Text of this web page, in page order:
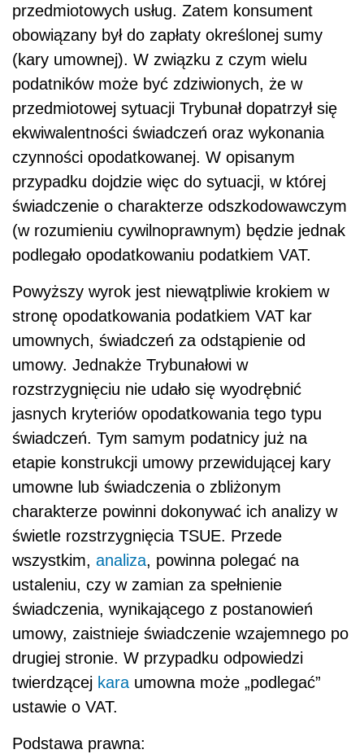
przedmiotowych usług. Zatem konsument
obowiązany był do zapłaty określonej sumy
(kary umownej). W związku z czym wielu
podatników może być zdziwionych, że w
przedmiotowej sytuacji Trybunał dopatrzył się
ekwiwalentności świadczeń oraz wykonania
czynności opodatkowanej. W opisanym
przypadku dojdzie więc do sytuacji, w której
świadczenie o charakterze odszkodowawczym
(w rozumieniu cywilnoprawnym) będzie jednak
podlegało opodatkowaniu podatkiem VAT.
Powyższy wyrok jest niewątpliwie krokiem w
stronę opodatkowania podatkiem VAT kar
umownych, świadczeń za odstąpienie od
umowy. Jednakże Trybunałowi w
rozstrzygnięciu nie udało się wyodrębnić
jasnych kryteriów opodatkowania tego typu
świadczeń. Tym samym podatnicy już na
etapie konstrukcji umowy przewidującej kary
umowne lub świadczenia o zbliżonym
charakterze powinni dokonywać ich analizy w
świetle rozstrzygnięcia TSUE. Przede
wszystkim, analiza, powinna polegać na
ustaleniu, czy w zamian za spełnienie
świadczenia, wynikającego z postanowień
umowy, zaistnieje świadczenie wzajemnego po
drugiej stronie. W przypadku odpowiedzi
twierdzącej kara umowna może „podlegać”
ustawie o VAT.
Podstawa prawna: